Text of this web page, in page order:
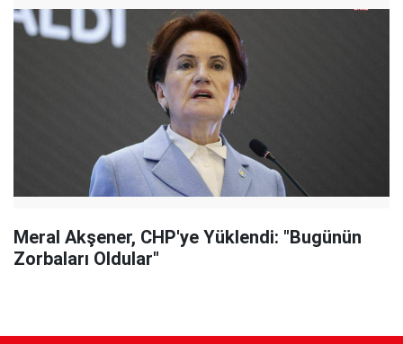
Meral Akşener, CHP'ye Yüklendi: "Bugünün
Zorbaları Oldular"